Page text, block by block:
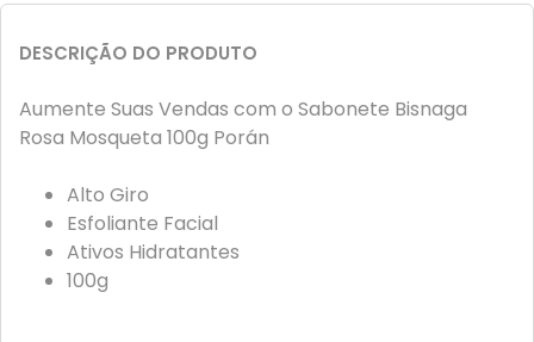
DESCRIÇÃO DO PRODUTO
Aumente Suas Vendas com o Sabonete Bisnaga
Rosa Mosqueta 100g Porán
Alto Giro
Esfoliante Facial
Ativos Hidratantes
100g